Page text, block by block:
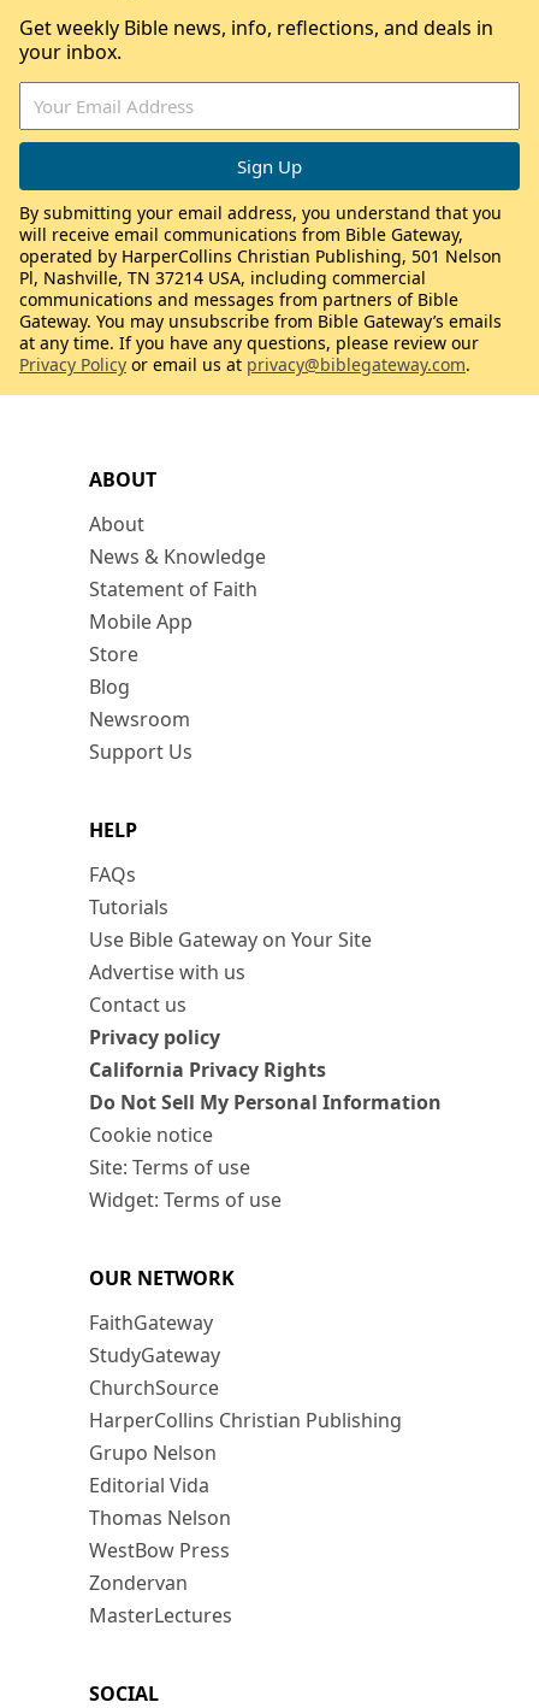
ABOUT
About
News & Knowledge
Statement of Faith
Mobile App
Store
Blog
Newsroom
Support Us
HELP
FAQs
Tutorials
Use Bible Gateway on Your Site
Advertise with us
Contact us
Privacy policy
California Privacy Rights
Do Not Sell My Personal Information
Cookie notice
Site: Terms of use
Widget: Terms of use
OUR NETWORK
FaithGateway
StudyGateway
ChurchSource
HarperCollins Christian Publishing
Grupo Nelson
Editorial Vida
Thomas Nelson
WestBow Press
Zondervan
MasterLectures
SOCIAL
Get weekly Bible news, info, reflections, and deals in
your inbox.
By submitting your email address, you understand that you
will receive email communications from Bible Gateway,
operated by HarperCollins Christian Publishing, 501 Nelson
Pl, Nashville, TN 37214 USA, including commercial
communications and messages from partners of Bible
Gateway. You may unsubscribe from Bible Gateway’s emails
at any time. If you have any questions, please review our
Privacy Policy or email us at privacy@biblegateway.com.